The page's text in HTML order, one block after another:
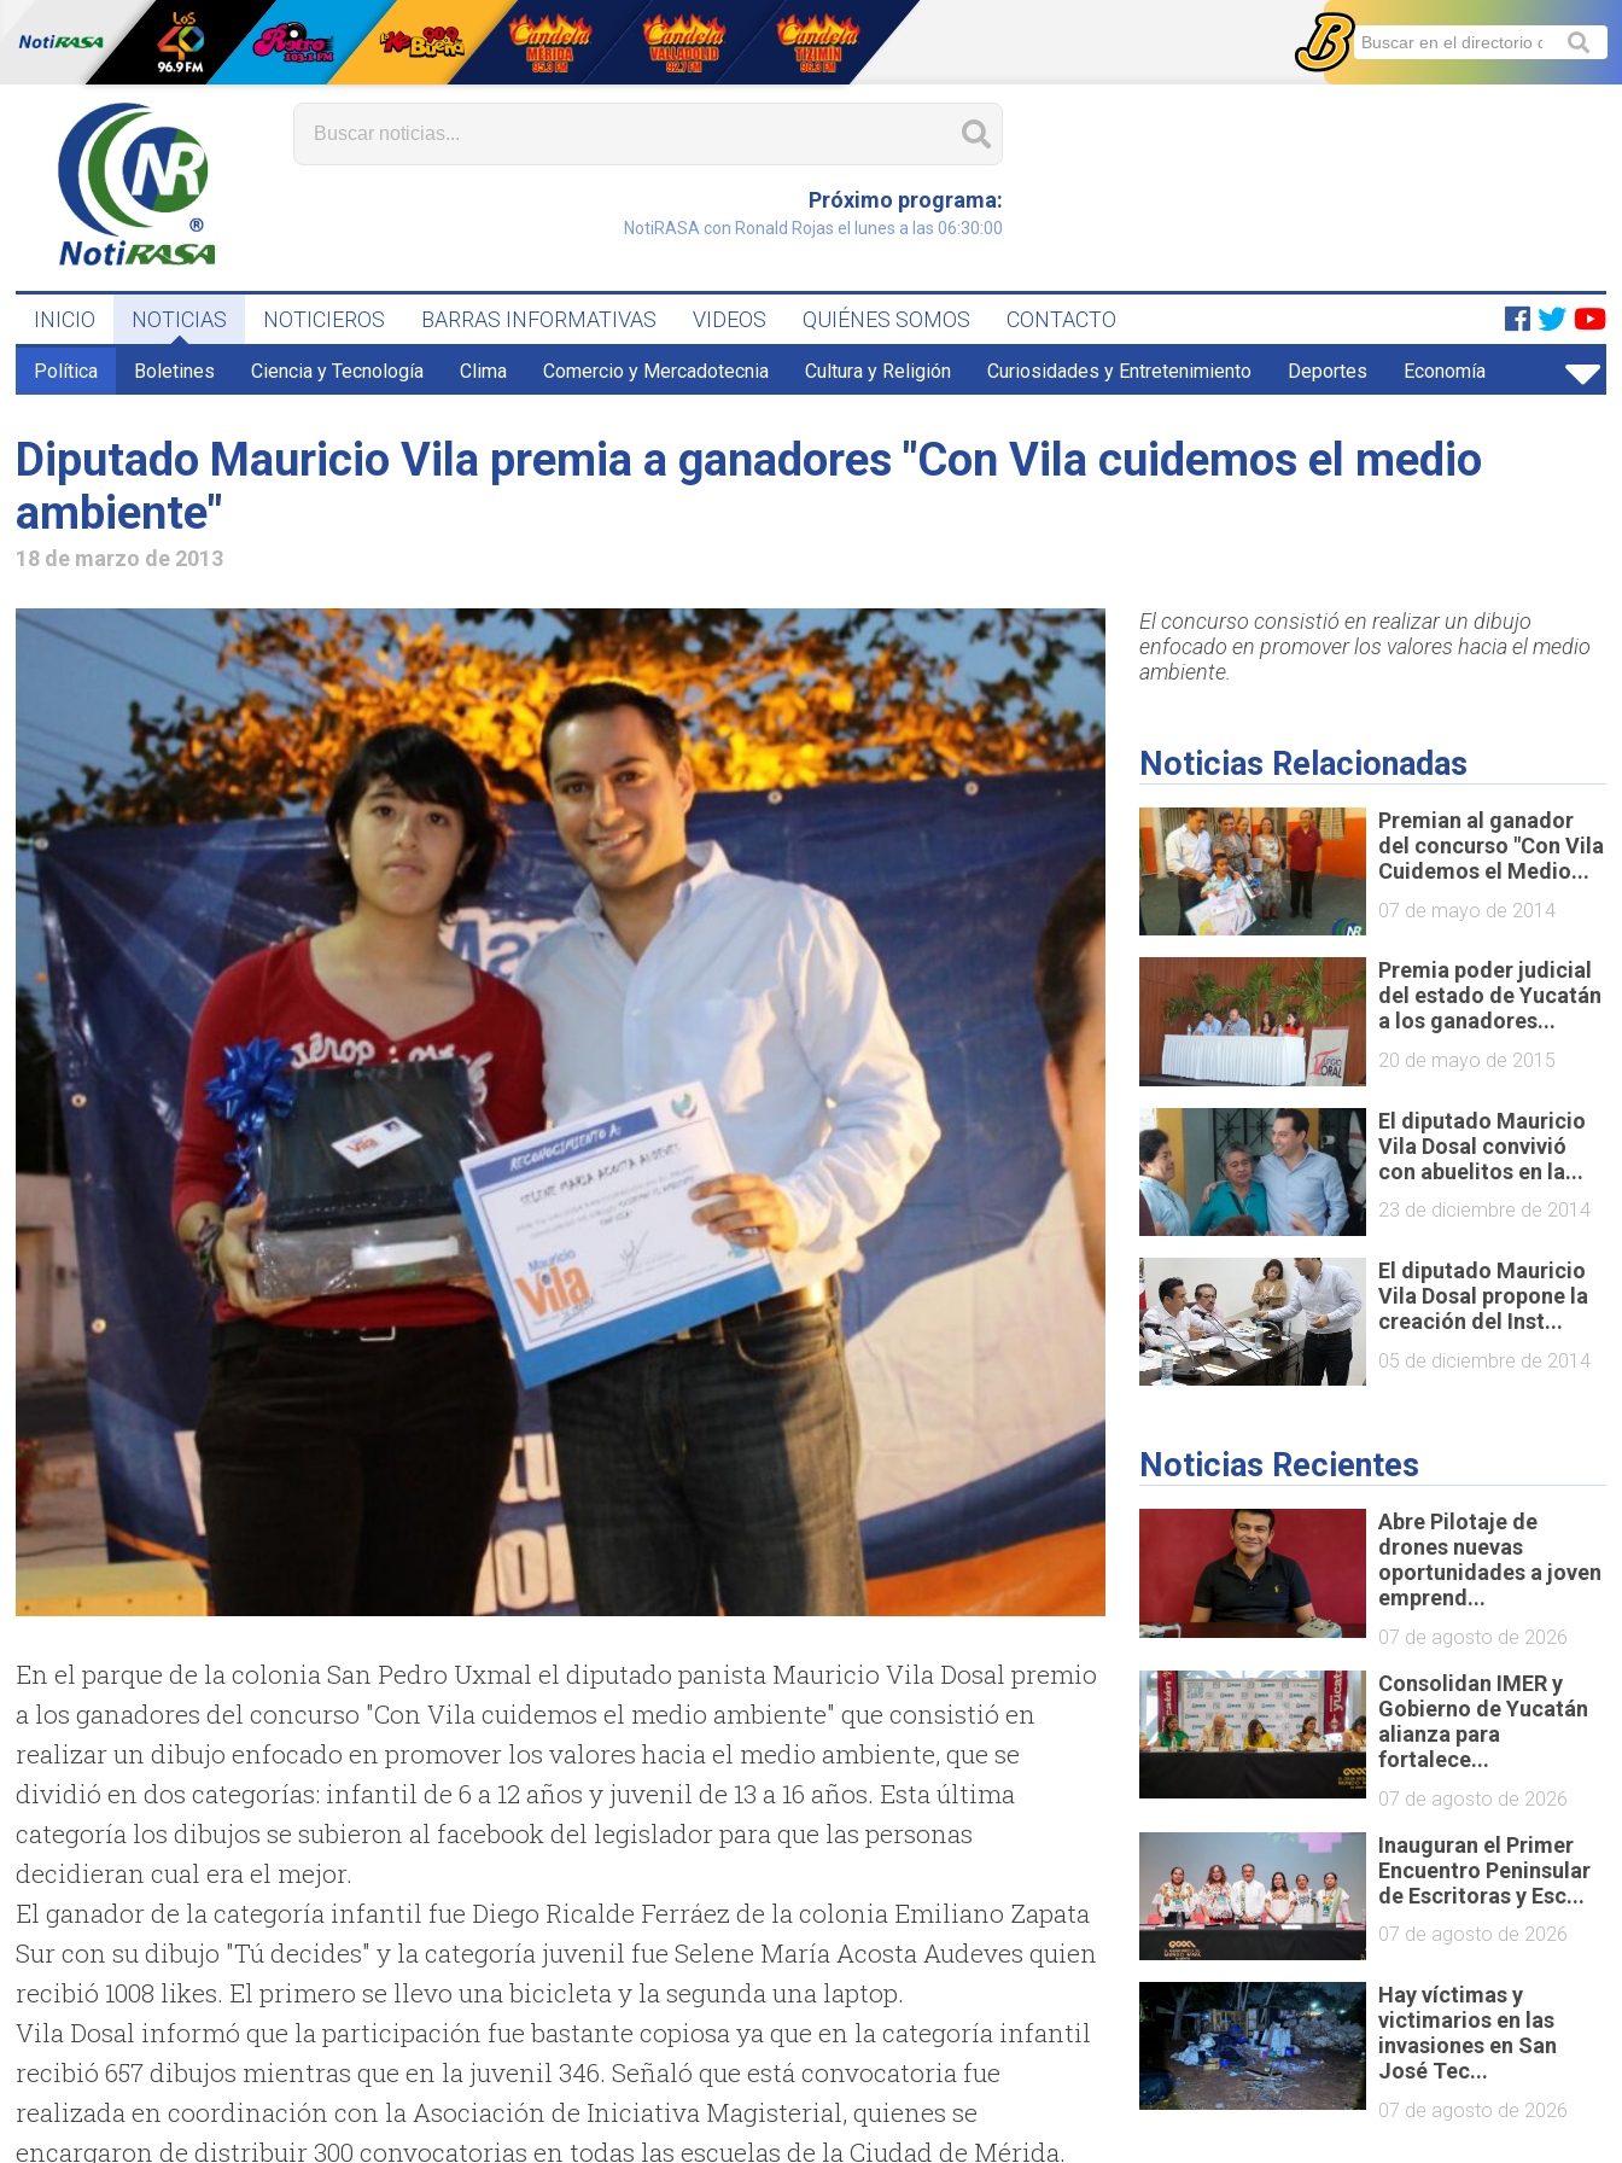
Próximo programa:
NotiRASA con Ronald Rojas el lunes a las 06:30:00
INICIO NOTICIAS NOTICIEROS BARRAS INFORMATIVAS VIDEOS QUIÉNES SOMOS CONTACTO
Política Boletines Ciencia y Tecnología Clima Comercio y Mercadotecnia Cultura y Religión Curiosidades y Entretenimiento Deportes Economía
Diputado Mauricio Vila premia a ganadores "Con Vila cuidemos el medio
ambiente"
18 de marzo de 2013
En el parque de la colonia San Pedro Uxmal el diputado panista Mauricio Vila Dosal premio
a los ganadores del concurso "Con Vila cuidemos el medio ambiente" que consistió en
realizar un dibujo enfocado en promover los valores hacia el medio ambiente, que se
dividió en dos categorías: infantil de 6 a 12 años y juvenil de 13 a 16 años. Esta última
categoría los dibujos se subieron al facebook del legislador para que las personas
decidieran cual era el mejor.
El ganador de la categoría infantil fue Diego Ricalde Ferráez de la colonia Emiliano Zapata
Sur con su dibujo "Tú decides" y la categoría juvenil fue Selene María Acosta Audeves quien
recibió 1008 likes. El primero se llevo una bicicleta y la segunda una laptop.
Vila Dosal informó que la participación fue bastante copiosa ya que en la categoría infantil
recibió 657 dibujos mientras que en la juvenil 346. Señaló que está convocatoria fue
realizada en coordinación con la Asociación de Iniciativa Magisterial, quienes se
encargaron de distribuir 300 convocatorias en todas las escuelas de la Ciudad de Mérida.
El concurso consistió en realizar un dibujo
enfocado en promover los valores hacia el medio
ambiente.
Noticias Relacionadas
Premian al ganador
del concurso "Con Vila
Cuidemos el Medio...
07 de mayo de 2014
Premia poder judicial
del estado de Yucatán
a los ganadores...
20 de mayo de 2015
El diputado Mauricio
Vila Dosal convivió
con abuelitos en la...
23 de diciembre de 2014
El diputado Mauricio
Vila Dosal propone la
creación del Inst...
05 de diciembre de 2014
Noticias Recientes
Abre Pilotaje de
drones nuevas
oportunidades a joven
emprend...
07 de agosto de 2026
Consolidan IMER y
Gobierno de Yucatán
alianza para
fortalece...
07 de agosto de 2026
Inauguran el Primer
Encuentro Peninsular
de Escritoras y Esc...
07 de agosto de 2026
Hay víctimas y
victimarios en las
invasiones en San
José Tec...
07 de agosto de 2026